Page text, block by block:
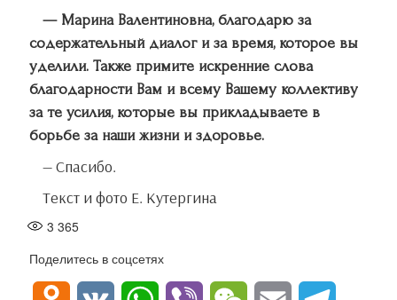
— Марина Валентиновна, благодарю за
содержательный диалог и за время, которое вы
уделили. Также примите искренние слова
благодарности Вам и всему Вашему коллективу
за те усилия, которые вы прикладываете в
борьбе за наши жизни и здоровье.
— Спасибо.
Текст и фото Е. Кутергина
3 365
Поделитесь в соцсетях